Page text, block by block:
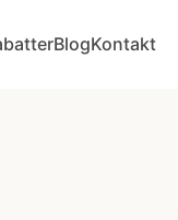
BlogKontakt